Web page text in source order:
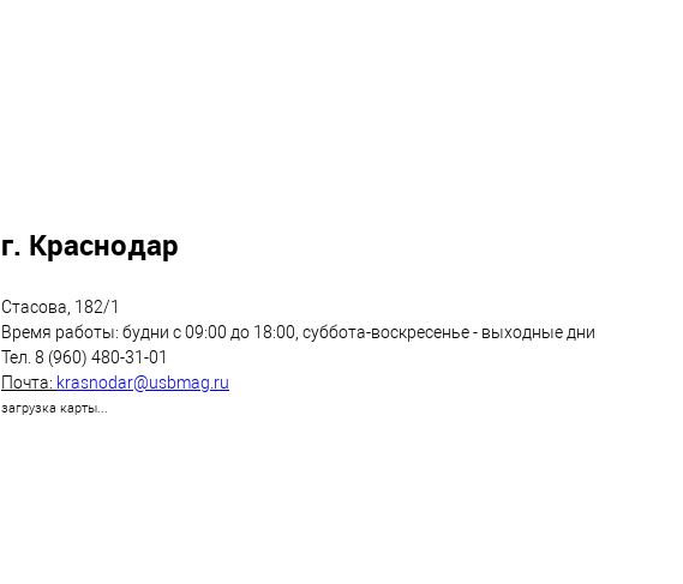
г. Краснодар
Стасова, 182/1
Время работы: будни с 09:00 до 18:00, суббота-воскресенье - выходные дни
Тел. 8 (960) 480-31-01
Почта: krasnodar@usbmag.ru
загрузка карты...